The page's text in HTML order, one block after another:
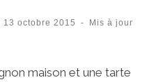
13 octobre 2015 -
Mis à jour
maison et une tarte